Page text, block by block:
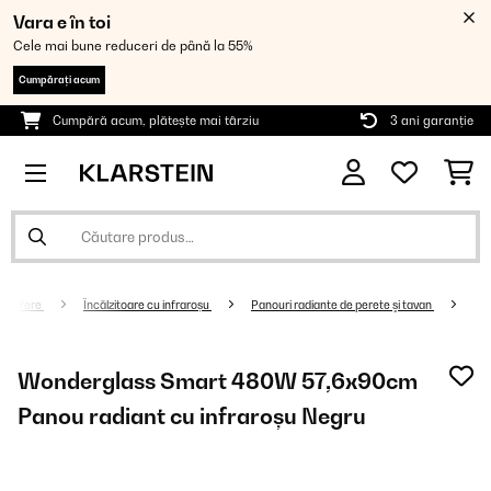
Vara e în toi
Cele mai bune reduceri de până la 55%
Cumpărați acum
Cumpără acum, plătește mai târziu 3 ani garanție
Încălzitoare cu infraroșu Panouri radiante de perete şi tavan
Wonderglass Smart 480W 57,6x90cm
Panou radiant cu infraroșu Negru